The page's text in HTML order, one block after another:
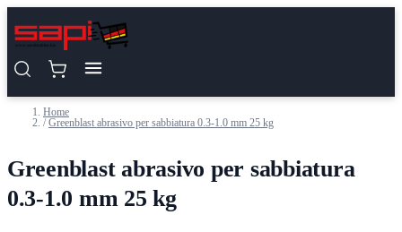
Home
/ Greenblast abrasivo per sabbiatura 0.3-1.0 mm 25 kg
Greenblast abrasivo per sabbiatura
0.3-1.0 mm 25 kg